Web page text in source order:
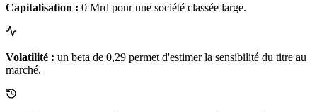
Capitalisation : 0 Mrd pour une société classée large.
Volatilité : un beta de 0,29 permet d'estimer la sensibilité du titre au
marché.